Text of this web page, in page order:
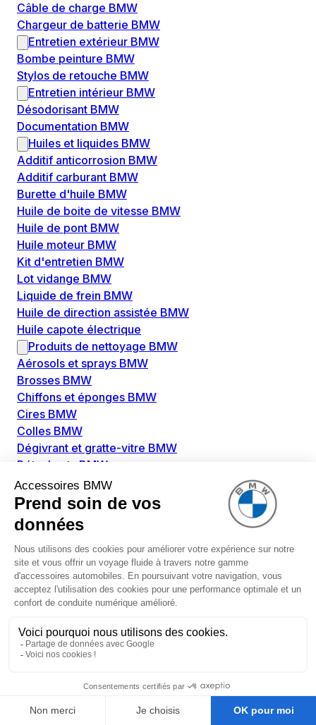
Câble de charge BMW
Chargeur de batterie BMW
Entretien extérieur BMW
Bombe peinture BMW
Stylos de retouche BMW
Entretien intérieur BMW
Désodorisant BMW
Documentation BMW
Huiles et liquides BMW
Additif anticorrosion BMW
Additif carburant BMW
Burette d'huile BMW
Huile de boite de vitesse BMW
Huile de pont BMW
Huile moteur BMW
Kit d'entretien BMW
Lot vidange BMW
Liquide de frein BMW
Huile de direction assistée BMW
Huile capote électrique
Produits de nettoyage BMW
Aérosols et sprays BMW
Brosses BMW
Chiffons et éponges BMW
Cires BMW
Colles BMW
Dégivrant et gratte-vitre BMW
Détachants BMW
Disolvants BMW
Lubrifiants BMW
Nettoyant intérieur BMW
Nettoyant extérieur BMW
Pièces détachées BMW
Alimentation Carburant BMW
Boitier papillon BMW
Faisceau de câble pour réservoir avec pompe
Injecteur BMW
Pompe à carburant BMW
Allumage / Préchauffage BMW